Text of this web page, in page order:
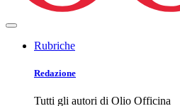
Rubriche
Redazione
Tutti gli autori di Olio Officina